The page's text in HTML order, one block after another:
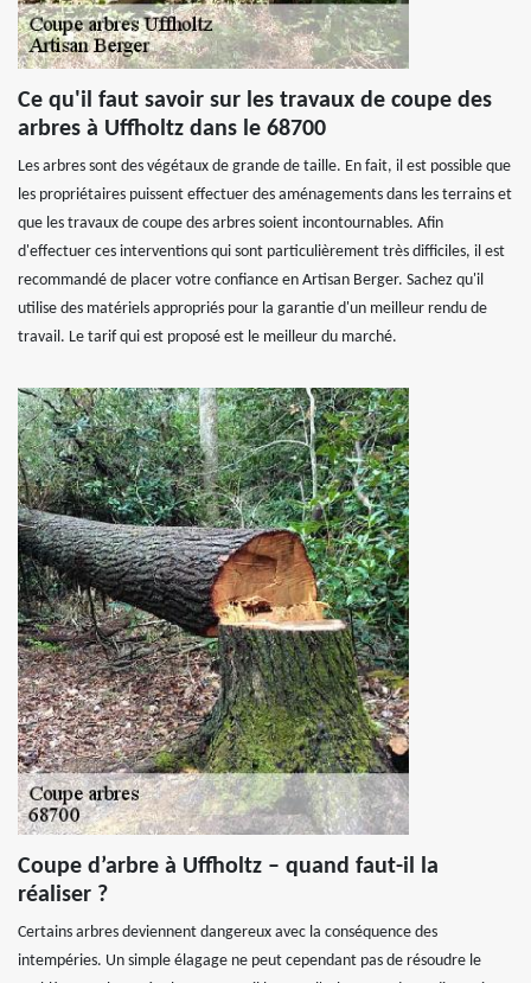
Ce qu'il faut savoir sur les travaux de coupe des
arbres à Uffholtz dans le 68700
Les arbres sont des végétaux de grande de taille. En fait, il est possible que
les propriétaires puissent effectuer des aménagements dans les terrains et
que les travaux de coupe des arbres soient incontournables. Afin
d'effectuer ces interventions qui sont particulièrement très difficiles, il est
recommandé de placer votre confiance en Artisan Berger. Sachez qu'il
utilise des matériels appropriés pour la garantie d'un meilleur rendu de
travail. Le tarif qui est proposé est le meilleur du marché.
Coupe d’arbre à Uffholtz – quand faut-il la
réaliser ?
Certains arbres deviennent dangereux avec la conséquence des
intempéries. Un simple élagage ne peut cependant pas de résoudre le